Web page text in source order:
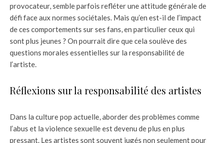
provocateur, semble parfois refléter une attitude générale de
défi face aux normes sociétales. Mais qu’en est-il de l’impact
de ces comportements sur ses fans, en particulier ceux qui
sont plus jeunes ? On pourrait dire que cela soulève des
questions morales essentielles sur la responsabilité de
l’artiste.
Réflexions sur la responsabilité des artistes
Dans la culture pop actuelle, aborder des problèmes comme
l’abus et la violence sexuelle est devenu de plus en plus
pressant. Les artistes sont souvent jugés non seulement pour